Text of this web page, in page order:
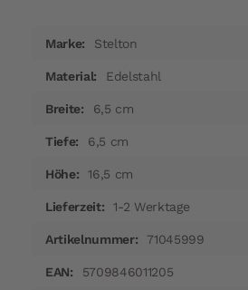
InformationenStelton
Edelstahl
6,5 cm
6,5 cm
16,5 cm
1-2 Werktage
71045999
5709846011205